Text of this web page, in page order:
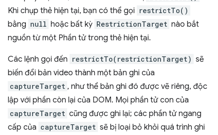
Khi chụp thẻ hiện tại, bạn có thể gọi restrictTo()
bằng null hoặc bất kỳ RestrictionTarget nào bắt
nguồn từ một Phần tử trong thẻ hiện tại.
Các lệnh gọi đến restrictTo(restrictionTarget) sẽ
biến đổi bản video thành một bản ghi của
captureTarget , như thể bản ghi đó được vẽ riêng, độc
lập với phần còn lại của DOM. Mọi phần tử con của
captureTarget cũng được ghi lại; các phần tử ngang
cấp của captureTarget sẽ bị loại bỏ khỏi quá trình ghi